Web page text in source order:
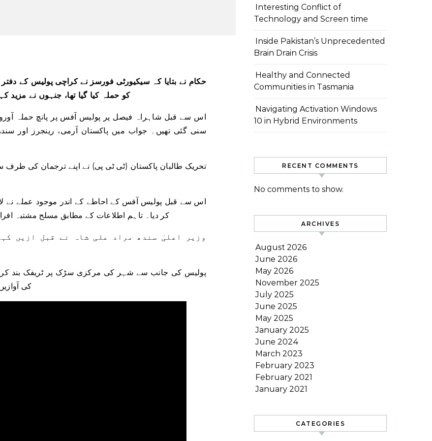
حکام نے بتایا کہ سیکیورٹی فورسز نے کراچی پولیس کے
کو حملہ کیا گیا تھا، جنہوں نے
اس سے قبل شاہراہ فیصل پر پولیس آفس پر پانچ حملہ
سنی گئی تھیں۔ جواب میں پاکستان آرمی، رینجرز اور
تحریک طالبان پاکستان (ٹی ٹی پی) نے اپنے ترجمان کی طرف
اس سے قبل پولیس آفس کے احاطے کے اندر موجود عملے نے
کر دیا۔ تاہم اطلاعات کے مطابق مسلح مشتبہ
وزیر اعلیٰ سندھ مراد علی شاہ نے قبل ازیں
پولیس کی جانب سے شہر کی مرکزی سڑک پر ٹریفک بند
کی آوازیں
Interesting Conflict of
Technology and Screen time
Inside Pakistan’s Unprecedented
Brain Drain Crisis
Healthy and Connected
Communities in Tasmania
Navigating Activation Windows
10 in Hybrid Environments
RECENT COMMENTS
No comments to show.
ARCHIVES
August 2026
June 2026
May 2026
November 2025
July 2025
June 2025
May 2025
January 2025
June 2024
March 2023
February 2023
February 2021
January 2021
CATEGORIES